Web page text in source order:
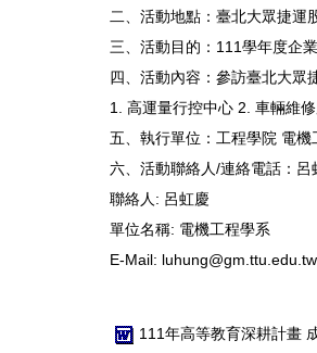
二、活動地點：臺北大眾捷運
三、活動目的：111學年度企
四、活動內容：參訪臺北大眾
1. 高運量行控中心 2. 車輛維
五、執行單位：工程學院 電機
六、活動聯絡人/連絡電話：
聯絡人: 呂虹慶
單位名稱: 電機工程學系
E-Mail: luhung@gm.ttu.edu.tw
111年高等教育深耕計畫